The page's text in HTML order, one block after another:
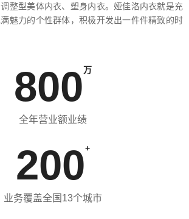
整型美体内衣、塑身内衣。娅佳洛内衣就是充
魅力的个性群体，积极开发出一件件精致的时
800万
全年营业额业绩
200+
业务覆盖全国13个城市